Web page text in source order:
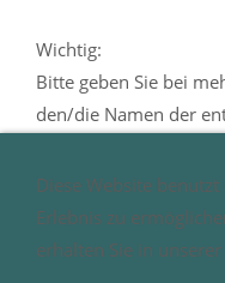
Wichtig:
Bitte geben Sie bei
den/die Namen der
eingepflegt wird.
angegeben ist, wird
Bestellers eingepflegt.
Diese Website
Erlebnis zu
erhalten Sie in unserer